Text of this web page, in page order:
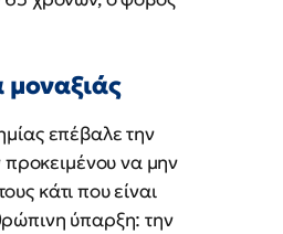
επέβαλε την
να μην
κάτι που είναι
ύπαρξη: την